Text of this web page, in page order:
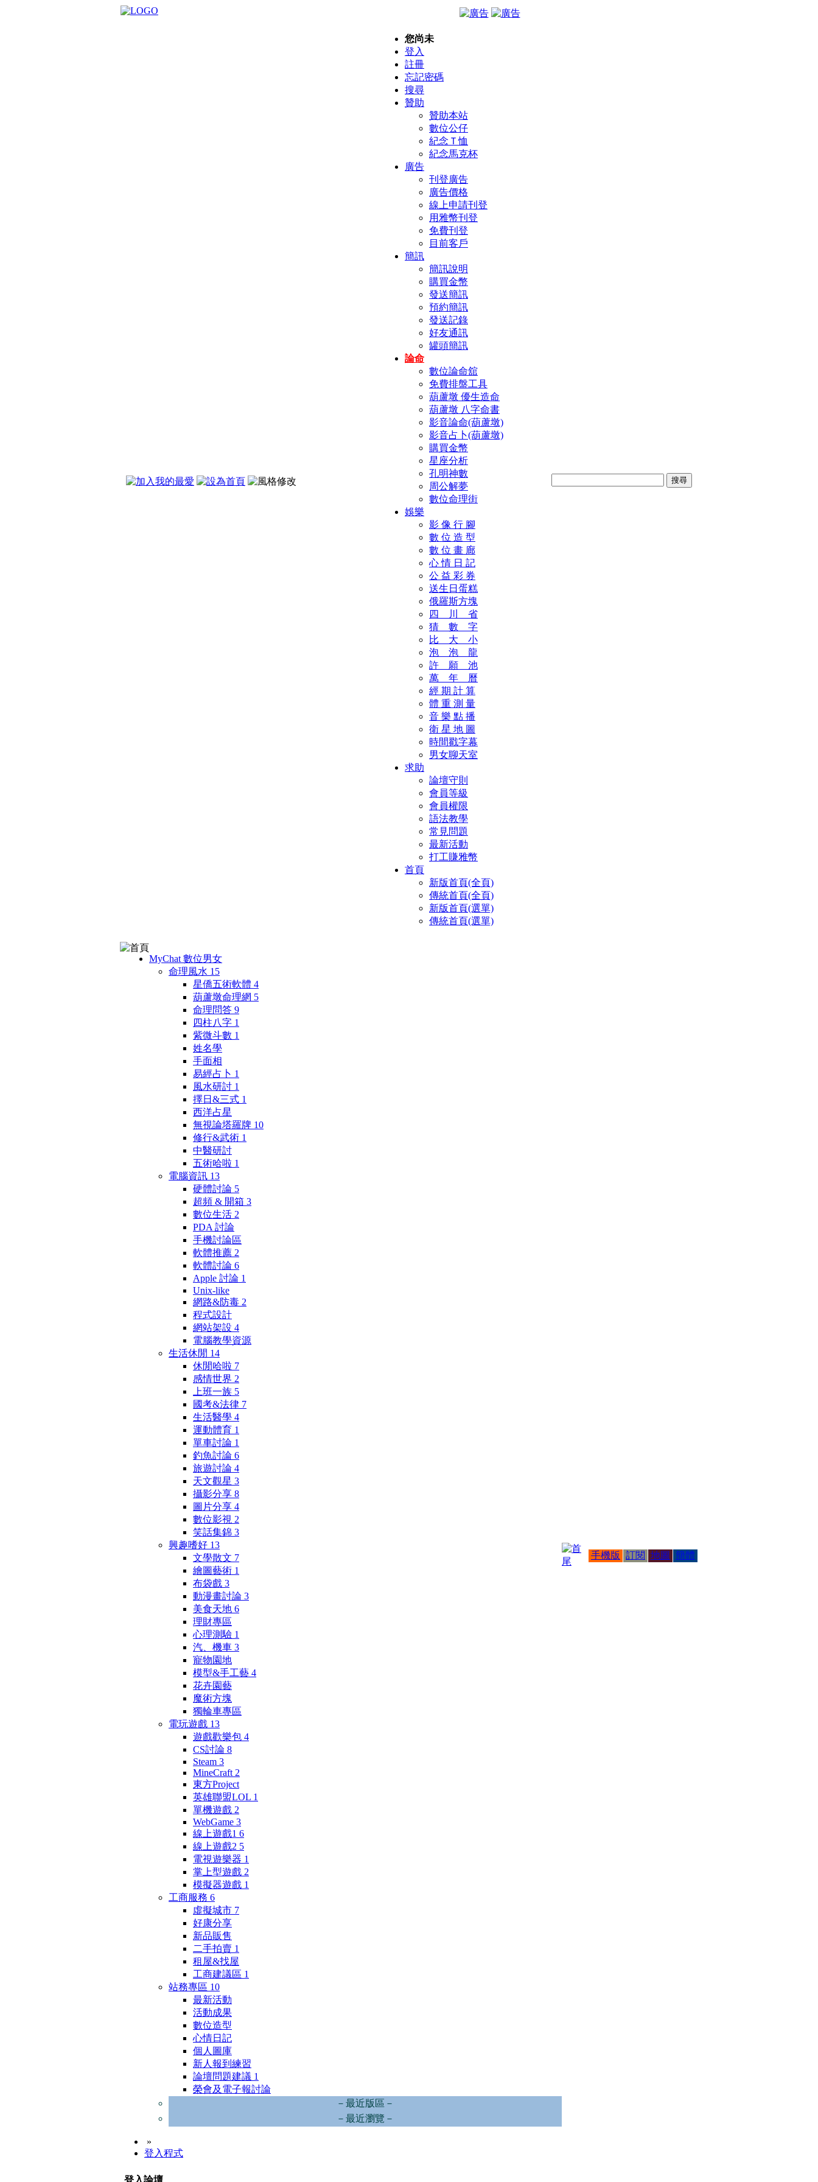
您尚未
登入
註冊
忘記密碼
搜尋
贊助
贊助本站
數位公仔
紀念Ｔ恤
紀念馬克杯
廣告
刊登廣告
廣告價格
線上申請刊登
用雅幣刊登
免費刊登
目前客戶
簡訊
簡訊說明
購買金幣
發送簡訊
預約簡訊
發送記錄
好友通訊
罐頭簡訊
論命
數位論命舘
免費排盤工具
葫蘆墩 優生造命
葫蘆墩 八字命書
影音論命(葫蘆墩)
影音占卜(葫蘆墩)
購買金幣
星座分析
孔明神數
周公解夢
數位命理街
娛樂
影 像 行 腳
數 位 造 型
數 位 畫 廊
心 情 日 記
公 益 彩 券
送生日蛋糕
俄羅斯方塊
四 川 省
猜 數 字
比 大 小
泡 泡 龍
許 願 池
萬 年 曆
經 期 計 算
體 重 測 量
音 樂 點 播
衛 星 地 圖
時間戳字幕
男女聊天室
求助
論壇守則
會員等級
會員權限
語法教學
常見問題
最新活動
打工賺雅幣
首頁
新版首頁(全頁)
傳統首頁(全頁)
新版首頁(選單)
傳統首頁(選單)
MyChat 數位男女
命理風水 15
星僑五術軟體 4
葫蘆墩命理網 5
命理問答 9
四柱八字 1
紫微斗數 1
姓名學
手面相
易經占卜 1
風水研討 1
擇日&三式 1
西洋占星
無視論塔羅牌 10
修行&武術 1
中醫研討
五術哈啦 1
電腦資訊 13
硬體討論 5
超頻 & 開箱 3
數位生活 2
PDA 討論
手機討論區
軟體推薦 2
軟體討論 6
Apple 討論 1
Unix-like
網路&防毒 2
程式設計
網站架設 4
電腦教學資源
生活休閒 14
休閒哈啦 7
感情世界 2
上班一族 5
國考&法律 7
生活醫學 4
運動體育 1
單車討論 1
釣魚討論 6
旅遊討論 4
天文觀星 3
攝影分享 8
圖片分享 4
數位影視 2
笑話集錦 3
興趣嗜好 13
文學散文 7
繪圖藝術 1
布袋戲 3
動漫畫討論 3
美食天地 6
理財專區
心理測驗 1
汽、機車 3
寵物園地
模型&手工藝 4
花卉園藝
魔術方塊
獨輪車專區
電玩遊戲 13
遊戲歡樂包 4
CS討論 8
Steam 3
MineCraft 2
東方Project
英雄聯盟LOL 1
單機遊戲 2
WebGame 3
線上遊戲1 6
線上遊戲2 5
電視遊樂器 1
掌上型遊戲 2
模擬器遊戲 1
工商服務 6
虛擬城市 7
好康分享
新品販售
二手拍賣 1
租屋&找屋
工商建議區 1
站務專區 10
最新活動
活動成果
數位造型
心情日記
個人圖庫
新人報到練習
論壇問題建議 1
榮會及電子報討論
－最近版區－
－最近瀏覽－
»
登入程式
手機版 訂閱 地圖 簡體
登入論壇